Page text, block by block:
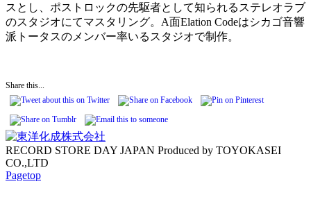
スとし、ポストロックの先駆者として知られるステレオラブ
のスタジオにてマスタリング。A面Elation Codeはシカゴ音響
派トータスのメンバー率いるスタジオで制作。
Share this...
RECORD STORE DAY JAPAN Produced by TOYOKASEI
CO.,LTD
Pagetop